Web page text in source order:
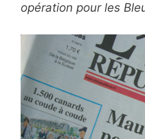
opération pour les